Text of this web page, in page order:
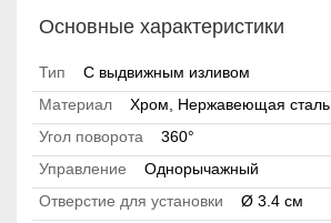
Основные характеристики
Тип
С выдвижным изливом
Материал
Хром, Нержавеющая сталь
Угол поворота
360°
Управление
Однорычажный
Отверстие для установки
Ø 3.4 см